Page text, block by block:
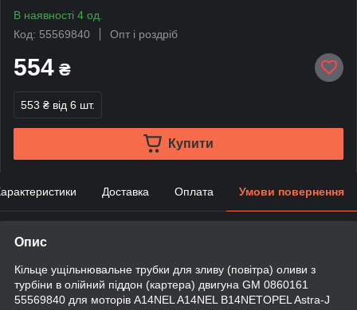
В наявності 4 од.
Код: 55569840
Опт і роздріб
554 ₴
553 ₴ від 6 шт.
Купити
Доставка Оплата Умови повернення
Опис
Кільце ущільнювальне трубки для зливу (повітра) оливи з
турбіни в олійний піддон (картера) двигуна GM 0860161
55569840 для моторів A14NEL A14NEL B14NETOPEL Astra-J